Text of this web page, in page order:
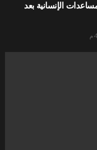
الإنسانية بعد